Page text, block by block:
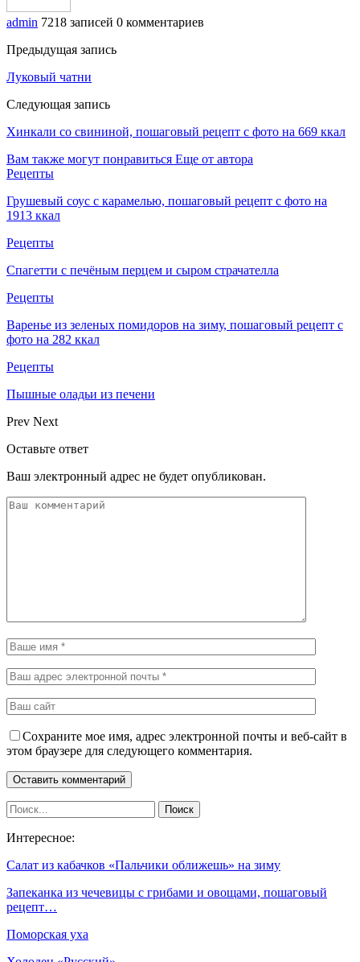
admin 7218 записей 0 комментариев
Предыдущая запись
Луковый чатни
Следующая запись
Хинкали со свининой, пошаговый рецепт с фото на 669 ккал
Вам также могут понравиться Еще от автора
Рецепты
Грушевый соус с карамелью, пошаговый рецепт с фото на
1913 ккал
Рецепты
Спагетти с печёным перцем и сыром страчателла
Рецепты
Варенье из зеленых помидоров на зиму, пошаговый рецепт с
фото на 282 ккал
Рецепты
Пышные оладьи из печени
Prev Next
Оставьте ответ
Ваш электронный адрес не будет опубликован.
Сохраните мое имя, адрес электронной почты и веб-сайт в
этом браузере для следующего комментария.
Интересное:
Салат из кабачков «Пальчики оближешь» на зиму
Запеканка из чечевицы с грибами и овощами, пошаговый
рецепт…
Поморская уха